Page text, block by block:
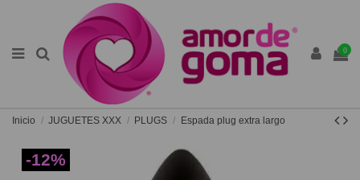
0
Inicio JUGUETES XXX PLUGS Espada plug extra largo
-12%